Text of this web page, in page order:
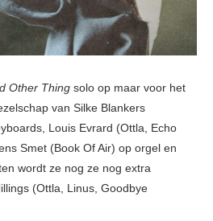
Other Thing solo op maar voor het
van Silke Blankers
Louis Evrard (Ottla, Echo
Smet (Book Of Air) op orgel en
wordt ze nog ze nog extra
(Ottla, Linus, Goodbye